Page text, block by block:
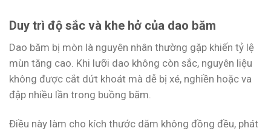
Duy trì độ sắc và khe hở của dao băm
Dao băm bị mòn là nguyên nhân thường gặp khiến tỷ lệ
mùn tăng cao. Khi lưỡi dao không còn sắc, nguyên liệu
không được cắt dứt khoát mà dễ bị xé, nghiền hoặc va
đập nhiều lần trong buồng băm.
Điều này làm cho kích thước dăm không đồng đều, phát